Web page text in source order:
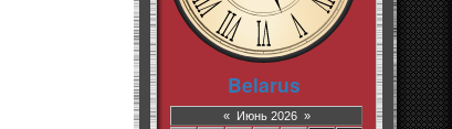
« Июнь 2026 »